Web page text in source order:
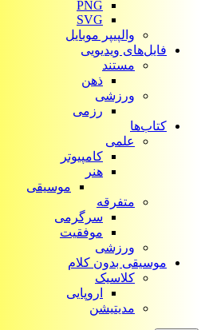
PNG
SVG
والپیپر موبایل
فایل‌های ویدیویی
مستند
ذهن
ورزشی
رزمی
کتاب‌ها
علمی
کامپیوتر
هنر
موسیقی
متفرقه
سرگرمی
موفقیت
ورزشی
موسیقی بدون کلام
کلاسیک
اروپایی
مدیتیشن